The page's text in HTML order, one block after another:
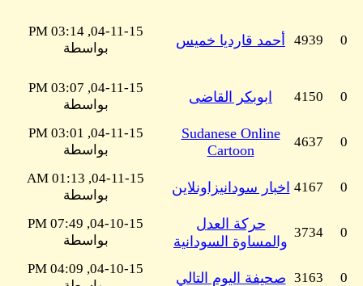
0
4939 أحمد قارديا خميس
04-11-15, 03:14 PM
بواسطة
0
4150 ابوبكر القاضى
04-11-15, 03:07 PM
بواسطة
0
4637
Sudanese Online
Cartoon
04-11-15, 03:01 PM
بواسطة
0
4167 اخبار سودانيزاونلاين
04-11-15, 01:13 AM
بواسطة
0
3734
حركة العدل
والمساوة السودانية
04-10-15, 07:49 PM
بواسطة
0
3163 صحيفة اليوم التالي
04-10-15, 04:09 PM